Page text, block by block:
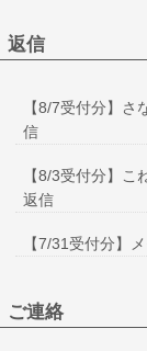
返信
【8/7受付分】
信
【8/3受付分】
返信
【7/31受付分】
ご連絡